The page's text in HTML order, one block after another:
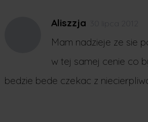
Aliszzja 30 lipca 2012
Mam nadzieje ze sie
w tej samej cenie co
bedzie bede czekac z